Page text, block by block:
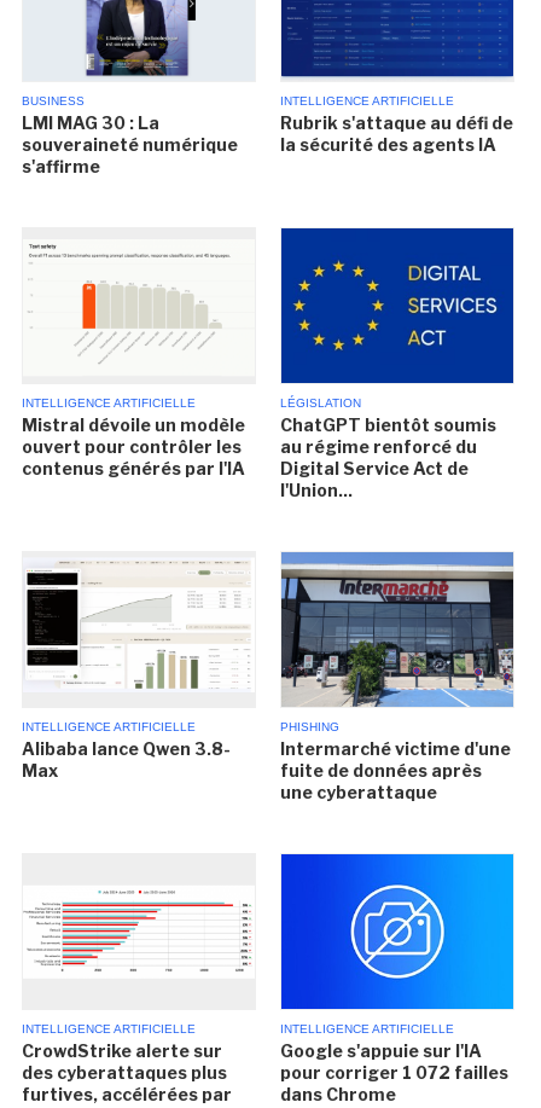
BUSINESS
LMI MAG 30 : La
souveraineté numérique
s'affirme
INTELLIGENCE ARTIFICIELLE
Rubrik s'attaque au défi de
la sécurité des agents IA
INTELLIGENCE ARTIFICIELLE
Mistral dévoile un modèle
ouvert pour contrôler les
contenus générés par l'IA
LÉGISLATION
ChatGPT bientôt soumis
au régime renforcé du
Digital Service Act de
l'Union...
INTELLIGENCE ARTIFICIELLE
Alibaba lance Qwen 3.8-
Max
PHISHING
Intermarché victime d'une
fuite de données après
une cyberattaque
INTELLIGENCE ARTIFICIELLE
CrowdStrike alerte sur
des cyberattaques plus
furtives, accélérées par
INTELLIGENCE ARTIFICIELLE
Google s'appuie sur l'IA
pour corriger 1 072 failles
dans Chrome